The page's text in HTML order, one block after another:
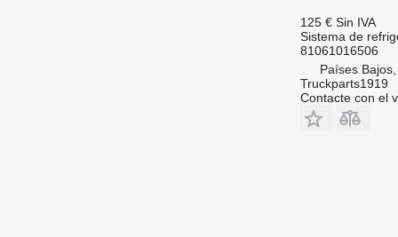
125 € Sin IVA
Sistema de
81061016506
Países
Truckparts1919
Contacte con el